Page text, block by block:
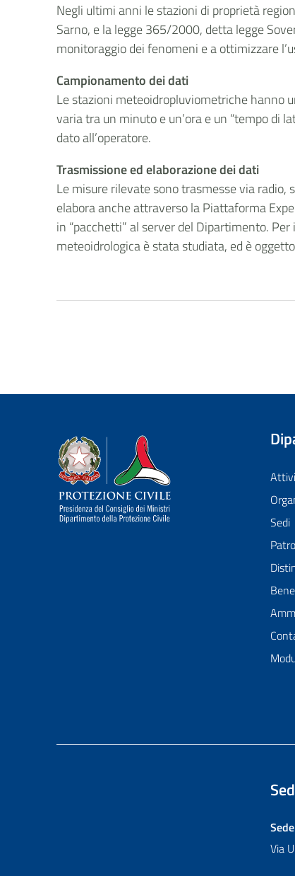
Negli ultimi anni le stazioni di proprietà
Sarno, e la legge 365/2000, detta legge
monitoraggio dei fenomeni e a ottimizzare
Campionamento dei dati
Le stazioni meteoidropluviometriche hanno
varia tra un minuto e un’ora e un “tempo di
dato all’operatore.
Trasmissione ed elaborazione dei dati
Le misure rilevate sono trasmesse via
elabora anche attraverso la Piattaforma
in “pacchetti” al server del Dipartimento.
meteoidrologica è stata studiata, ed è
Dipartimento della Protezione
Sedi
Via